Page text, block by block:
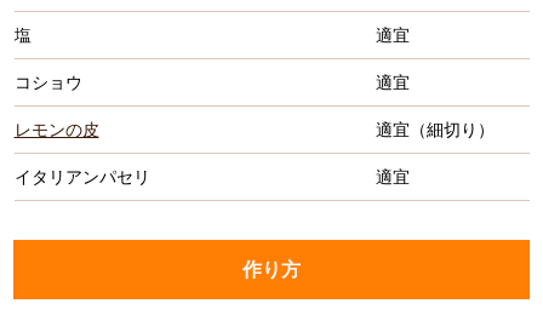
塩 適宜
コショウ 適宜
レモンの皮 適宜（細切り）
イタリアンパセリ 適宜
作り方